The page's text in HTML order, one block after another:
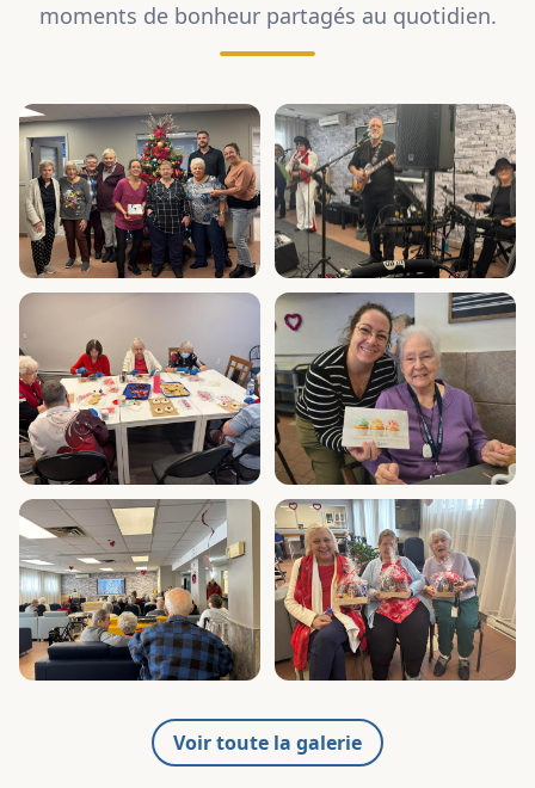
moments de bonheur partagés au quotidien.
Fête de Noël avec résidents et
Spectacle de musique live au
Manoir
Atelier de décoration de
biscuits
Célébration d'anniversaire avec
le personnel
leurs prix
Voir toute la galerie